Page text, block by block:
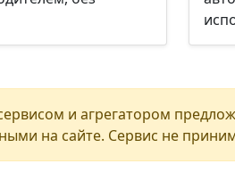
и агрегатором
на сайте. Сервис не